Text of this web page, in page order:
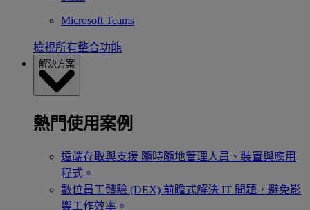
Microsoft Teams
檢視所有整合功能
解決方案
熱門使用案例
遠端存取與支援 隨時隨地管理人員、裝置與應用
程式。
數位員工體驗 (DEX) 前瞻式解決 IT 問題，避免影
響工作效率。